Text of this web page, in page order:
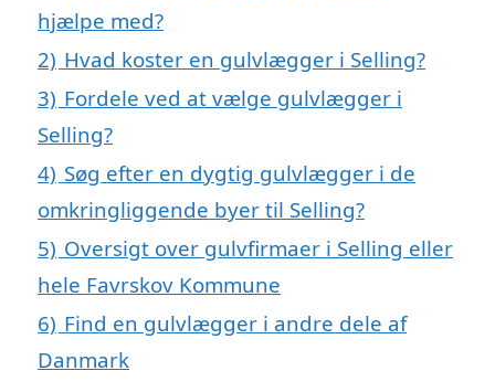
hjælpe med?
2) Hvad koster en gulvlægger i Selling?
3) Fordele ved at vælge gulvlægger i
Selling?
4) Søg efter en dygtig gulvlægger i de
omkringliggende byer til Selling?
5) Oversigt over gulvfirmaer i Selling eller
hele Favrskov Kommune
6) Find en gulvlægger i andre dele af
Danmark